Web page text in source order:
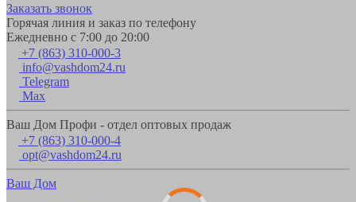
Заказать звонок
Горячая линия и заказ по телефону
Ежедневно с 7:00 до 20:00
+7 (863) 310-000-3
info@vashdom24.ru
Telegram
Max
Ваш Дом Профи - отдел оптовых продаж
+7 (863) 310-000-4
opt@vashdom24.ru
Ваш Дом